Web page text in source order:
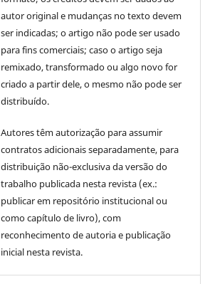
autor original e mudanças no texto devem
ser indicadas; o artigo não pode ser usado
para fins comerciais; caso o artigo seja
remixado, transformado ou algo novo for
criado a partir dele, o mesmo não pode ser
distribuído.
Autores têm autorização para assumir
contratos adicionais separadamente, para
distribuição não-exclusiva da versão do
trabalho publicada nesta revista (ex.:
publicar em repositório institucional ou
como capítulo de livro), com
reconhecimento de autoria e publicação
inicial nesta revista.